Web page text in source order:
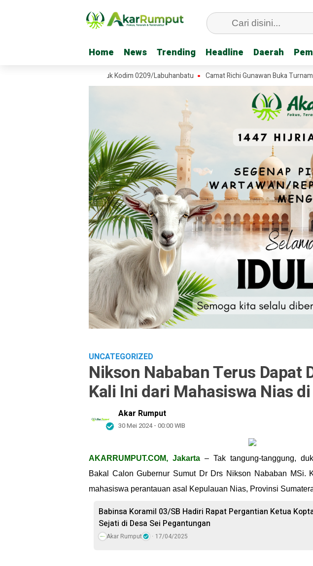
Home News Trending Headline Daerah
Home News Trending Headline Daerah
Sampaikan Harapan untuk Kodim 0209/Labuhanbatu Camat Richi Gunawan Buka Turnamen Mini
UNCATEGORIZED
Nikson Nababan Terus Dapat
Kali Ini dari Mahasiswa Nias
Akar Rumput
30 Mei 2024 - 00:00 WIB
AKARRUMPUT.COM, Jakarta – Tak tangung-tanggung,
Bakal Calon Gubernur Sumut Dr Drs Nikson Nababan MSi.
mahasiswa perantauan asal Kepulauan Nias, Provinsi
Babinsa Koramil 03/SB Hadiri Rapat Pergantian Ketua
Sejati di Desa Sei Pegantungan
Akar Rumput 17/04/2025